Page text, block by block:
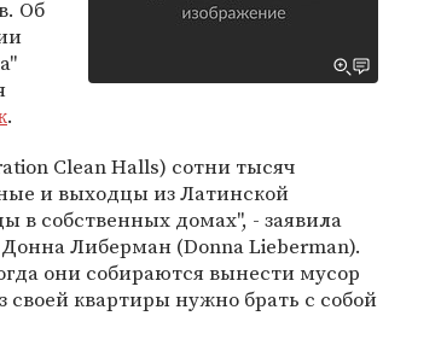
Об
.
Clean Halls) сотни тысяч
и выходцы из Латинской
в собственных домах", - заявила
Либерман (Donna Lieberman).
они собираются вынести мусор
квартиры нужно брать с собой